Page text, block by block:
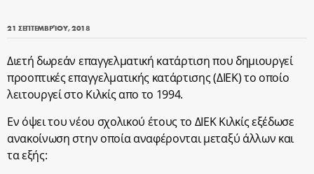
21 ΣΕΠΤΕΜΒΡΊΟΥ, 2018
Διετή δωρεάν επαγγελματική κατάρτιση που δημιουργεί
προοπτικές επαγγελματικής κατάρτισης (ΔΙΕΚ) το οποίο
λειτουργεί στο Κιλκίς απο το 1994.
Εν όψει του νέου σχολικού έτους το ΔΙΕΚ Κιλκίς εξέδωσε
ανακοίνωση στην οποία αναφέρονται μεταξύ άλλων και
τα εξής: